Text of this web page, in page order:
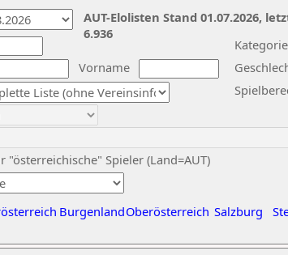
Vorname
Kategorie
"österreichische" Spieler (Land=AUT)
BurgenlandOberösterreich Salzburg
AUT-Elolisten Stand 01.07.2026,
6.936